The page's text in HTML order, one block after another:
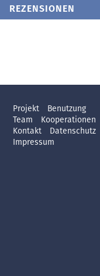
REZENSIONEN
Projekt
Benutzung
Team
Kooperationen
Kontakt
Datenschutz
Impressum